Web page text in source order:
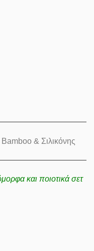
Bamboo & Σιλικόνης
και ποιοτικά σετ